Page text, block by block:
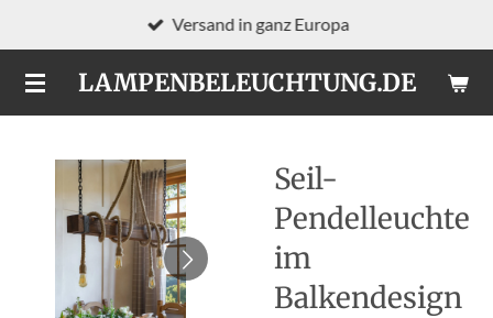
Hauptinhalt
springenLAMPENBELEUCHTUNG.DE
Versand in ganz Europa
Seil-
Pendelleuchte
im
Balkendesign